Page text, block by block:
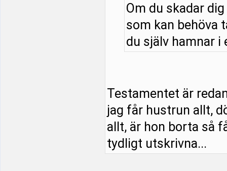
Om du skadar
som kan behöva
du själv hamnar
Testamentet är
jag får hustrun allt,
allt, är hon borta så
tydligt utskrivna...